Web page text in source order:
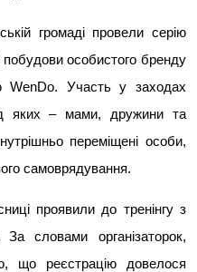
громаді провели серію
побудови особистого бренду
WenDo. Участь у заходах
яких – мами, дружини та
переміщені особи,
самоврядування.
проявили до тренінгу з
словами організаторок,
що реєстрацію довелося